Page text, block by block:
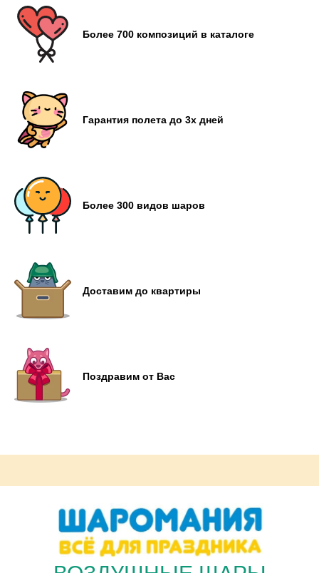
Более 700 композиций в каталоге
Гарантия полета до 3х дней
Более 300 видов шаров
Доставим до квартиры
Поздравим от Вас